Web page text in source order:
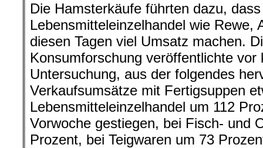
Die Hamsterkäufe führten dazu,
Lebensmitteleinzelhandel wie Rewe,
diesen Tagen viel Umsatz machen.
Konsumforschung veröffentlichte vor
Untersuchung, aus der folgendes
Verkaufsumsätze mit Fertigsuppen
Lebensmitteleinzelhandel um 112
Vorwoche gestiegen, bei Fisch- und
Prozent, bei Teigwaren um 73